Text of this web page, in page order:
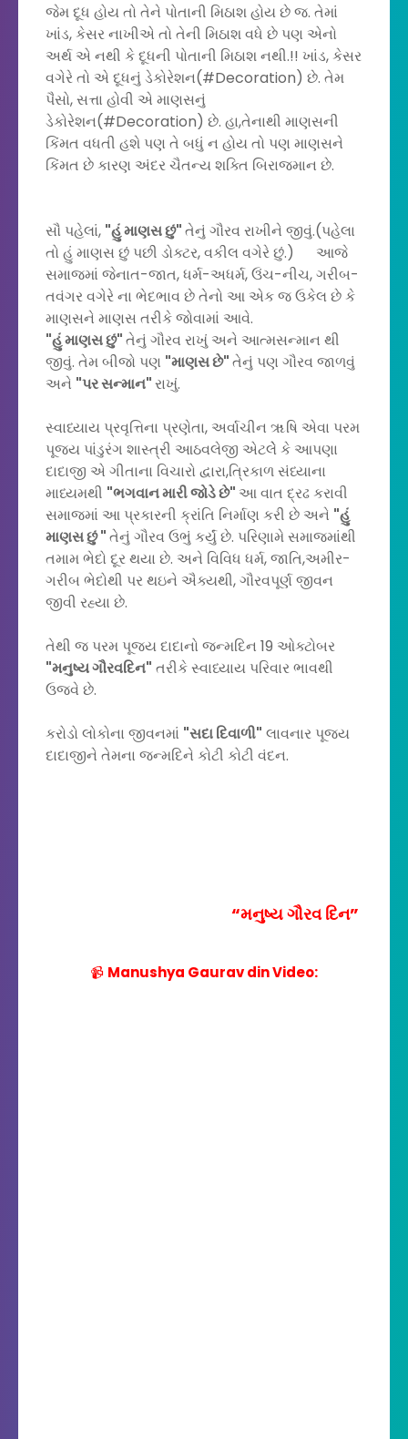
જેમ દૂધ હોય તો તેને પોતાની મિઠાશ હોય છે જ. તેમાં
ખાંડ, કેસર નાખીએ તો તેની મિઠાશ વધે છે પણ એનો
અર્થ એ નથી કે દૂધની પોતાની મિઠાશ નથી.!! ખાંડ, કેસર
વગેરે તો એ દૂધનું ડેકોરેશન(#Decoration) છે. તેમ
પૈસો, સત્તા હોવી એ માણસનું
ડેકોરેશન(#Decoration) છે. હા,તેનાથી માણસની
કિંમત વધતી હશે પણ તે બધું ન હોય તો પણ માણસને
કિંમત છે કારણ અંદર ચૈતન્ય શક્તિ બિરાજમાન છે.
સૌ પહેલાં, "હું માણસ છું"તેનું ગૌરવ રાખીને જીવું.(પહેલા
તો હું માણસ છું પછી ડોક્ટર, વકીલ વગેરે છું.) આજે
સમાજમાં જેનાત-જાત, ધર્મ-અધર્મ, ઉંચ-નીચ, ગરીબ-
તવંગર વગેરે ના ભેદભાવ છે તેનો આ એક જ ઉકેલ છે કે
માણસને માણસ તરીકે જોવામાં આવે.
"હું માણસ છું"તેનું ગૌરવ રાખું અને આત્મસન્માન થી
જીવું. તેમ બીજો પણ "માણસ છે"તેનું પણ ગૌરવ જાળવું
અને "પર સન્માન"રાખું.
સ્વાધ્યાય પ્રવૃત્તિના પ્રણેતા, અર્વાચીન ૠષિ એવા પરમ
પૂજય પાંડુરંગ શાસ્ત્રી આઠવલેજી એટલેે કે આપણા
દાદાજી એ ગીતાના વિચારો દ્વારા,ત્રિકાળ સંધ્યાના
માધ્યમથી "ભગવાન મારી જોડે છે" આ વાત દ્રઢ કરાવી
સમાજમાં આ પ્રકારની ક્રાંતિ નિર્માણ કરી છે અને "હું
માણસ છું "તેનું ગૌરવ ઉભું કર્યું છે. પરિણામે સમાજમાંથી
તમામ ભેદો દૂર થયા છે. અને વિવિધ ધર્મ, જાતિ,અમીર-
ગરીબ ભેદોથી પર થઇને ઐક્યથી, ગૌરવપૂર્ણ જીવન
જીવી રહ્યા છે.
તેથી જ પરમ પૂજય દાદાનો જન્મદિન 19 ઓક્ટોબર
"મનુષ્ય ગૌરવદિન" તરીકે સ્વાધ્યાય પરિવાર ભાવથી
ઉજવે છે.
કરોડો લોકોના જીવનમાં "સદા દિવાળી" લાવનાર પૂજય
દાદાજીને તેમના જન્મદિને કોટી કોટી વંદન.
“મનુષ્ય ગૌરવ દિન”
📹 Manushya Gaurav din Video: